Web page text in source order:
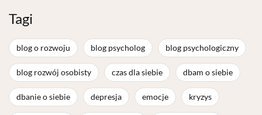
Tagi
blog o rozwoju blog psycholog blog psychologiczny
blog rozwój osobisty czas dla siebie dbam o siebie
dbanie o siebie depresja emocje kryzys